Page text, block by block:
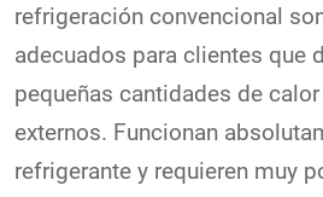
refrigeración convencional
adecuados para clientes que
pequeñas cantidades de
externos. Funcionan
refrigerante y requieren muy